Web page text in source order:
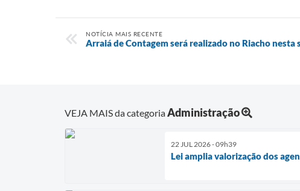
NOTÍCIA MAIS RECENTE
Arraiá de Contagem será realizado no Riacho
VEJA MAIS da categoriaAdministração
22 JUL 2026 - 09h39
Lei amplia valorização dos